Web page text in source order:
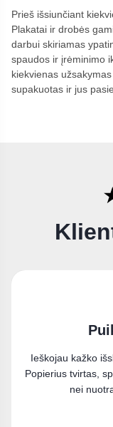
Prieš išsiunčiant
Plakatai ir drobės
darbui skiriamas
spaudos ir įrėminimo
kiekvienas
supakuotas ir jus
Užsisakiau
pirkiniu.